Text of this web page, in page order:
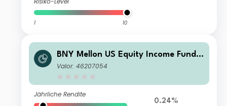
1 10
BNY Mellon US Equity Income Fund F
Income
Valor: 46207054
Jährliche Rendite
0.24%